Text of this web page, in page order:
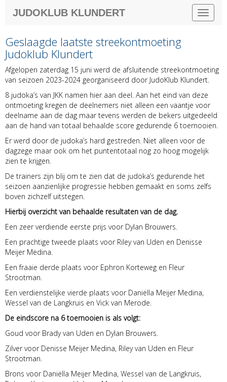
Toggle
JUDOKLUB KLUNDERT
Geslaagde laatste streekontmoeting
Judoklub Klundert
Afgelopen zaterdag 15 juni werd de afsluitende streekontmoeting
van seizoen 2023-2024 georganiseerd door JudoKlub Klundert.
8 judoka’s van JKK namen hier aan deel. Aan het eind van deze
ontmoeting kregen de deelnemers niet alleen een vaantje voor
deelname aan de dag maar tevens werden de bekers uitgedeeld
aan de hand van totaal behaalde score gedurende 6 toernooien.
Er werd door de judoka’s hard gestreden. Niet alleen voor de
dagzege maar ook om het puntentotaal nog zo hoog mogelijk
zien te krijgen.
De trainers zijn blij om te zien dat de judoka’s gedurende het
seizoen aanzienlijke progressie hebben gemaakt en soms zelfs
boven zichzelf uitstegen.
Hierbij overzicht van behaalde resultaten van de dag.
Een zeer verdiende eerste prijs voor Dylan Brouwers.
Een prachtige tweede plaats voor Riley van Uden en Denisse
Meijer Medina.
Een fraaie derde plaats voor Ephron Korteweg en Fleur
Strootman.
Een verdienstelijke vierde plaats voor Daniëlla Meijer Medina,
Wessel van de Langkruis en Vick van Merode.
De eindscore na 6 toernooien is als volgt:
Goud voor Brady van Uden en Dylan Brouwers.
Zilver voor Denisse Meijer Medina, Riley van Uden en Fleur
Strootman.
Brons voor Daniëlla Meijer Medina, Wessel van de Langkruis,